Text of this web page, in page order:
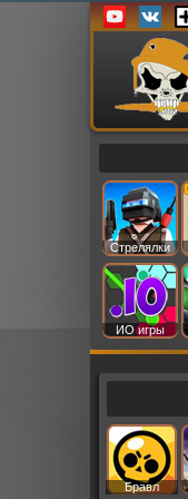
Стрелялки
ИО игры
Бравл